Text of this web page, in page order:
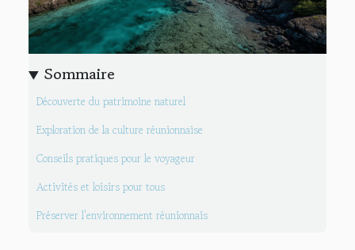
Sommaire
Découverte du patrimoine naturel
Exploration de la culture réunionnaise
Conseils pratiques pour le voyageur
Activités et loisirs pour tous
Préserver l'environnement réunionnais